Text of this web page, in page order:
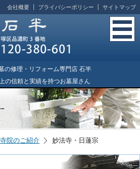
会社概要 プライバシーポリシー サイトマップ
の修理・リフォーム専門店 石半
の信頼と実績を持つお墓屋さん
院のご紹介 妙法寺・日蓮宗